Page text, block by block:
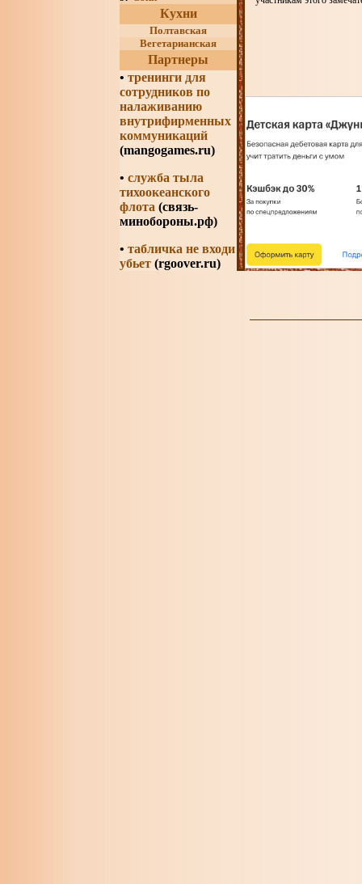
Кухни
Полтавская
Вегетарианская
Партнеры
• тренинги для
сотрудников по
налаживанию
внутрифирменных
коммуникаций
(mangogames.ru)
• служба тыла
тихоокеанского
флота (связь-
минобороны.рф)
• табличка не входи
убьет (rgoover.ru)